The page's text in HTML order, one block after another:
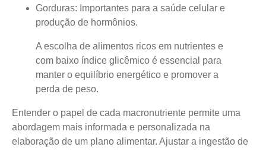
Gorduras: Importantes para a saúde celular e
produção de hormônios.
A escolha de alimentos ricos em nutrientes e
com baixo índice glicêmico é essencial para
manter o equilíbrio energético e promover a
perda de peso.
Entender o papel de cada macronutriente permite uma
abordagem mais informada e personalizada na
elaboração de um plano alimentar. Ajustar a ingestão de